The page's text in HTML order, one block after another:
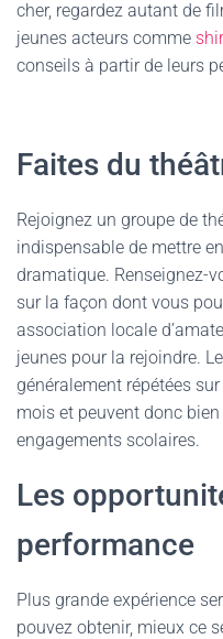
cher, regardez autant de
jeunes acteurs comme
conseils à partir de leurs
Faites du
Rejoignez un groupe de
indispensable de mettre
dramatique. Renseignez-
sur la façon dont vous
association locale
jeunes pour la rejoindre.
généralement répétées
mois et peuvent donc bien
engagements scolaires.
Les
performance
Plus grande expérience
pouvez obtenir, mieux ce